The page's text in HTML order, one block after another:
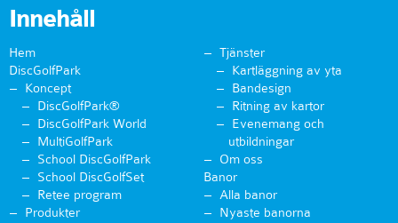
Innehåll
Hem
DiscGolfPark
Koncept
DiscGolfPark®
DiscGolfPark World
MultiGolfPark
School DiscGolfPark
School DiscGolfSet
Retee program
Produkter
Tjänster
Kartläggning av yta
Bandesign
Ritning av kartor
Evenemang och
utbildningar
Om oss
Banor
Alla banor
Nyaste banorna